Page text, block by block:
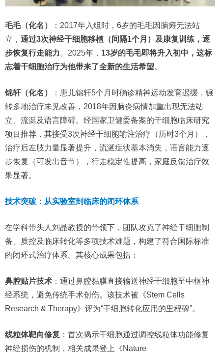
毛毛（化名）
：2017年入组时，6岁的毛毛因脑瘫无法站
立， 通过3次神经干细胞移植（间隔1个月）及康复训练，逐
步恢复行走能力。2025年， 13岁的毛毛即将升入初中，这标
志着干细胞治疗为他带来了全新的生活希望。
锦轩（化名）
：患儿锦轩5个月时确诊精神运动发育迟缓，辗
转多地治疗未见改善，2018年因脑炎病情加重出现无法站
立、流涎及语言障碍。经国家卫健委备案的干细胞临床研究
项目推荐，其接受3次神经干细胞输注治疗（历时3个月），
治疗后左肢力量显著提升，流涎症状基本消失，语言能力逐
步恢复（可发出音节），行走稳定性提高，家庭反馈治疗效
果显著。
技术突破：从实验室到临床的闭环体系
在学科带头人刘晶教授的带领下，团队攻克了神经干细胞制
备、质控及临床转化等多项技术难题，构建了符合国际标准
的闭环式治疗体系。其核心成果包括：
鼻腔贴片技术 ：通过鼻腔黏膜直接输送神经干细胞至中枢神
经系统，避免传统手术创伤。该技术被《Stem Cells
Research & Therapy》评为“干细胞转化应用的里程碑”。
线粒体靶向修复 ：首次揭示干细胞通过调控线粒体功能修复
神经损伤的机制，相关成果登上《Nature